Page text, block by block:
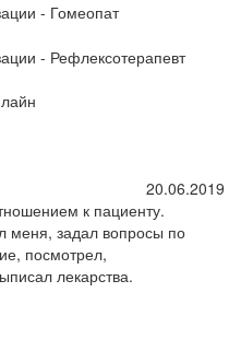
- Гомеопат
- Рефлексотерапевт
20.06.2019
к пациенту.
меня, задал вопросы по
посмотрел,
лекарства.